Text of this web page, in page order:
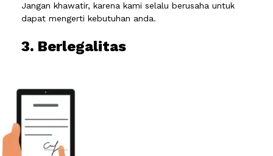
Jangan khawatir, karena kami selalu berusaha untuk
dapat mengerti kebutuhan anda.
3. Berlegalitas